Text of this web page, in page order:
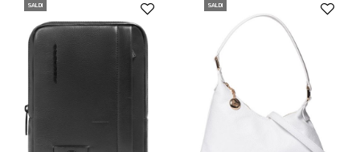
SALDI SALDI